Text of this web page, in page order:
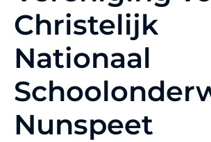
Christelijk
Nationaal
Nunspeet